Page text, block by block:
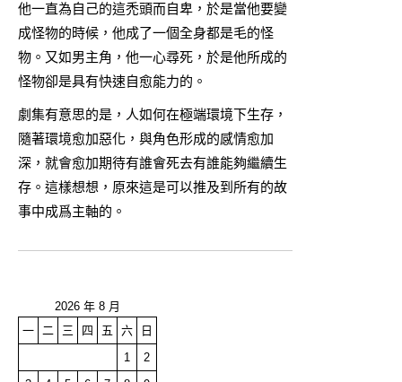
他一直為自己的這禿頭而自卑，於是當他要變
成怪物的時候，他成了一個全身都是毛的怪
物。又如男主角，他一心尋死，於是他所成的
怪物卻是具有快速自愈能力的。
劇集有意思的是，人如何在極端環境下生存，
隨著環境愈加惡化，與角色形成的感情愈加
深，就會愈加期待有誰會死去有誰能夠繼續生
存。這樣想想，原來這是可以推及到所有的故
事中成爲主軸的。
2026 年 8 月
一 二 三 四 五 六
日
1
2